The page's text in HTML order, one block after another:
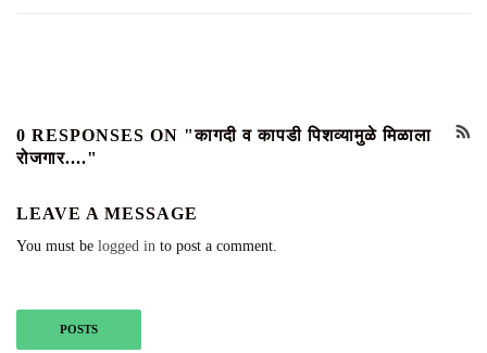
0 RESPONSES ON "कागदी व कापडी पिशव्यामुळे मिळाला
रोजगार...."
LEAVE A MESSAGE
You must be logged in to post a comment.
POSTS